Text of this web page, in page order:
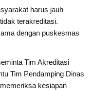
harus jauh
terakreditasi.
dengan puskesmas
Tim Akreditasi
Tim Pendamping Dinas
kesiapan